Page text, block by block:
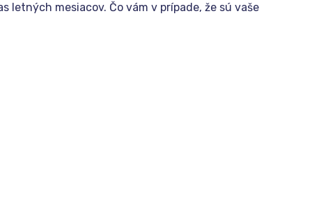
letných mesiacov. Čo vám v prípade, že sú vaše